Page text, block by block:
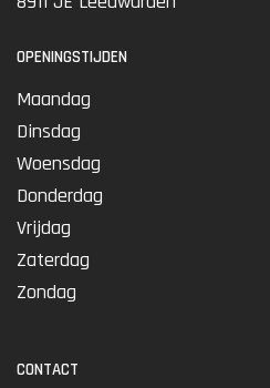
OPENINGSTIJDEN
Maandag
Dinsdag
Woensdag
Donderdag
Vrijdag
Zaterdag
Zondag
CONTACT